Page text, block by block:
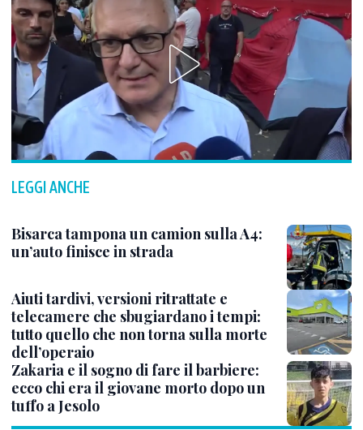
LEGGI ANCHE
Bisarca tampona un camion sulla A4:
un’auto finisce in strada
Aiuti tardivi, versioni ritrattate e
telecamere che sbugiardano i tempi:
tutto quello che non torna sulla morte
dell’operaio
Zakaria e il sogno di fare il barbiere:
ecco chi era il giovane morto dopo un
tuffo a Jesolo